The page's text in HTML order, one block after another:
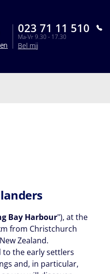
023 71 11 510
Ma-Vr 9.30 - 17.30
Bel mij
Bay Harbour"), at the
from Christchurch
Zealand.
the early settlers
and, in particular,